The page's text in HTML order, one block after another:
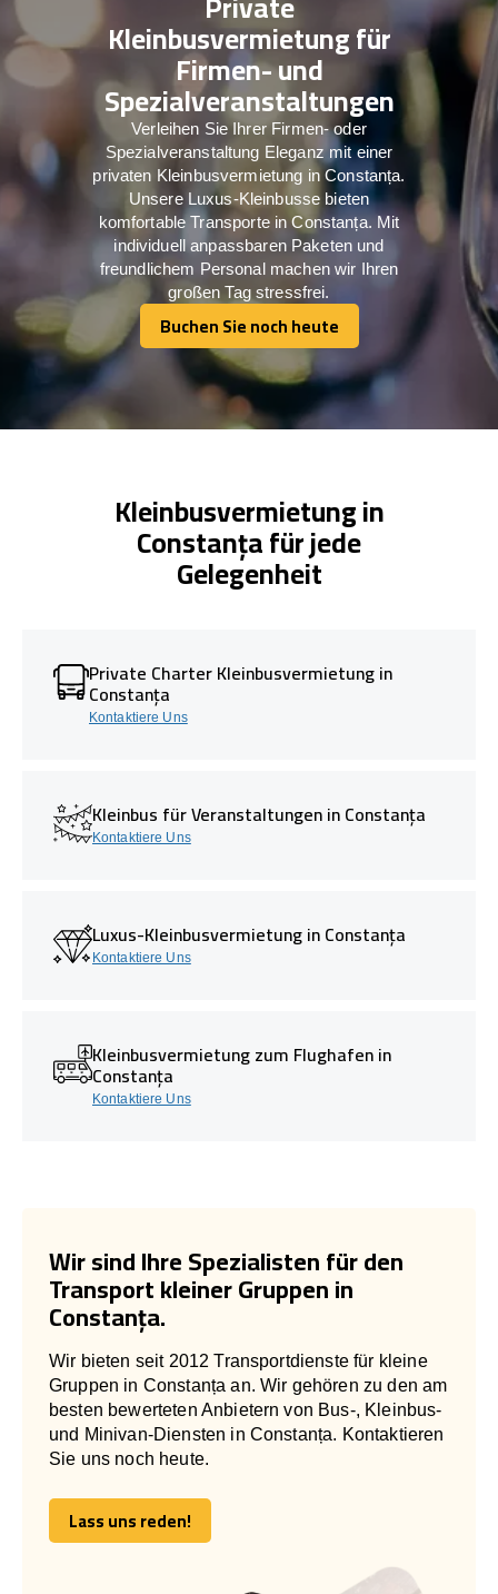
Kleinbusvermietung für
Firmen- und
Spezialveranstaltungen
Verleihen Sie Ihrer Firmen- oder
Spezialveranstaltung Eleganz mit einer
privaten Kleinbusvermietung in Constanța.
Unsere Luxus-Kleinbusse bieten
komfortable Transporte in Constanța. Mit
individuell anpassbaren Paketen und
freundlichem Personal machen wir Ihren
großen Tag stressfrei.
Buchen Sie noch heute
Buchen Sie noch heute
Kleinbusvermietung in
Constanța für jede
Gelegenheit
Private Charter Kleinbusvermietung in
Constanța
Kontaktiere Uns
Kleinbus für Veranstaltungen in Constanța
Kontaktiere Uns
Luxus-Kleinbusvermietung in Constanța
Kontaktiere Uns
Kleinbusvermietung zum Flughafen in
Constanța
Kontaktiere Uns
Wir sind Ihre Spezialisten für den
Transport kleiner Gruppen in
Constanța.
Wir bieten seit 2012 Transportdienste für kleine
Gruppen in Constanța an. Wir gehören zu den am
besten bewerteten Anbietern von Bus-, Kleinbus-
und Minivan-Diensten in Constanța. Kontaktieren
Sie uns noch heute.
Lass uns reden!
Lass uns reden!